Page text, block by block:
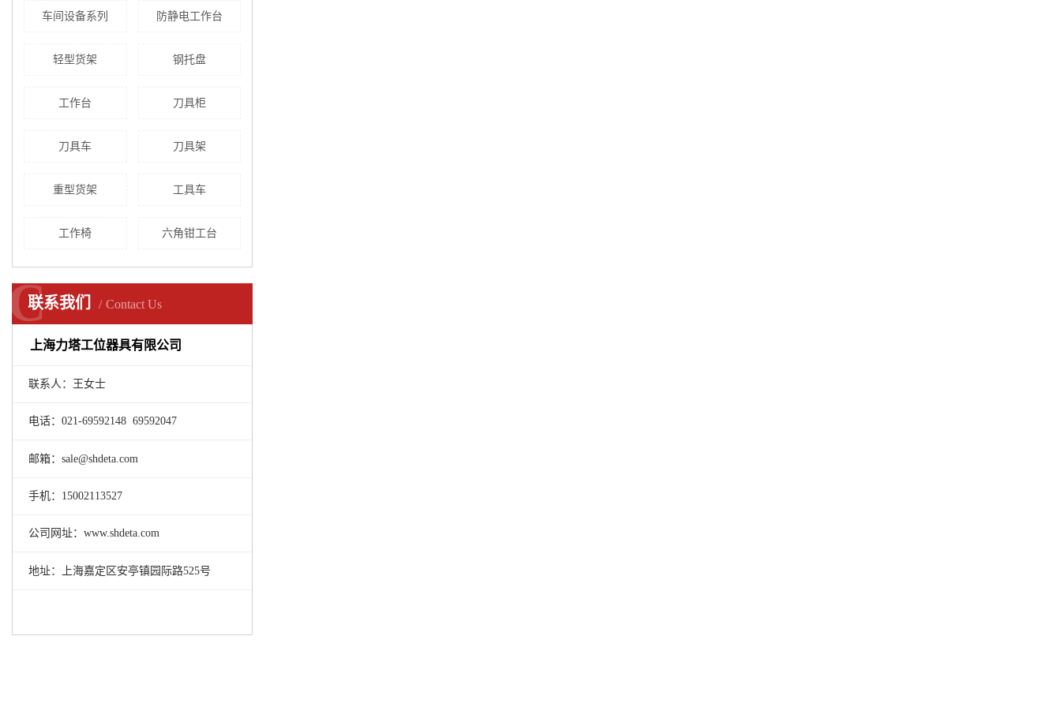
车间设备系列 防静电工作台
轻型货架 钢托盘
工作台 刀具柜
刀具车 刀具架
重型货架 工具车
工作椅 六角钳工台
联系我们 Contact Us
C
C
上海力塔工位器具有限公司
联系人：王女士
电话：021-69592148 69592047
邮箱：sale@shdeta.com
手机：15002113527
公司网址：www.shdeta.com
地址：上海嘉定区安亭镇园际路525号